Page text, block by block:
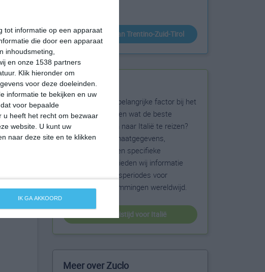
tot informatie op een apparaat
die door een apparaat
inhoudsmeting,
en onze 1538 partners
Klik hieronder om
voor deze doeleinden.
informatie te bekijken en uw
voor bepaalde
u heeft het recht om bezwaar
website. U kunt uw
naar deze site en te klikken
IK GA AKKOORD
klimaatinfo van Trentino-Zuid-Tirol
Beste reistijd
Het weer is een belangrijke factor bij het
reizen. Wil je weten wat de beste
maanden zijn om naar Italië te reizen?
Op basis van klimaatgegevens,
weersextremen en specifieke
weerinformatie bieden wij informatie
over de beste reisperiodes voor
duizenden bestemmingen wereldwijd.
beste reistijd voor Italië
Meer over Zuclo